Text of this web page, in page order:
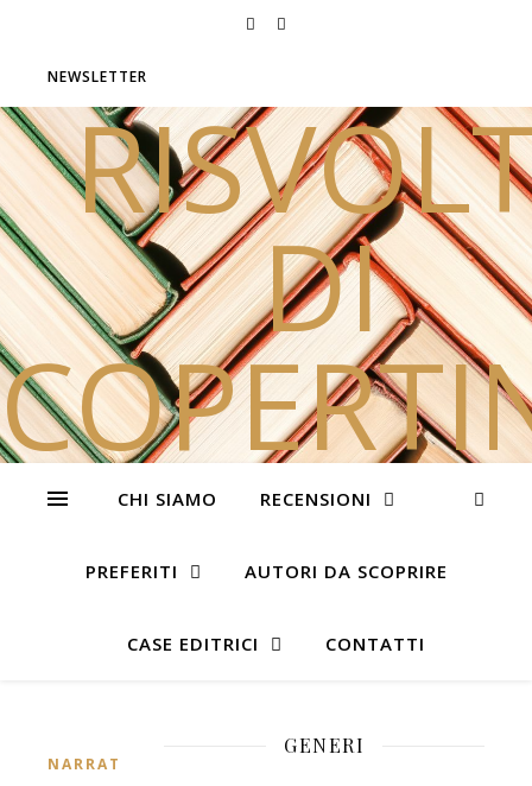
NEWSLETTER
DI
Due sorelle e tanti libri
CHI SIAMO RECENSIONI
PREFERITI AUTORI DA SCOPRIRE
CASE EDITRICI CONTATTI
NARRATIVA
GENERI